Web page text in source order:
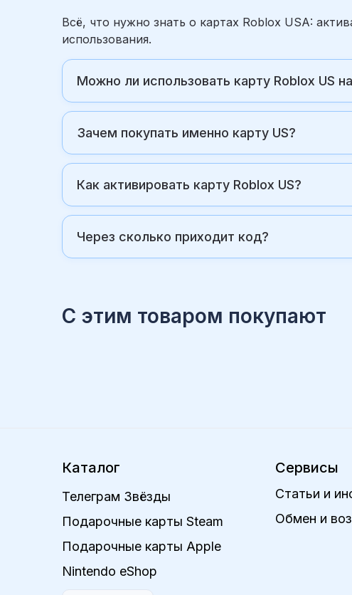
Всё, что нужно знать о картах Roblox USA:
использования.
Можно ли использовать карту Roblox US
Зачем покупать именно карту US?
Как активировать карту Roblox US?
Через сколько приходит код?
С этим товаром покупают
Каталог
Телеграм Звёзды
Подарочные карты Steam
Подарочные карты Apple
Nintendo eShop
Сервисы
Статьи и
Обмен и